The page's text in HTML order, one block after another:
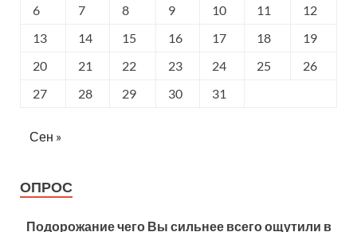
6
7 8 9 10 11
12
13
14 15 16 17 18
19
20
21 22 23 24 25
26
27
28 29 30 31
Сен »
ОПРОС
Подорожание чего Вы сильнее всего ощутили в